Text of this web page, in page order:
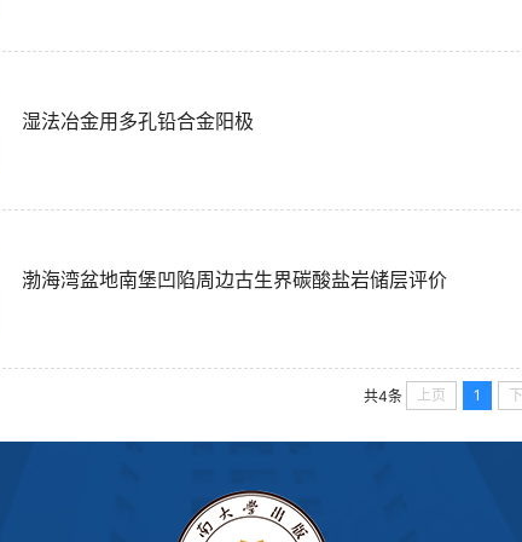
湿法冶金用多孔铅合金阳极
渤海湾盆地南堡凹陷周边古生界碳酸盐岩储层评价
共4条 上页 1